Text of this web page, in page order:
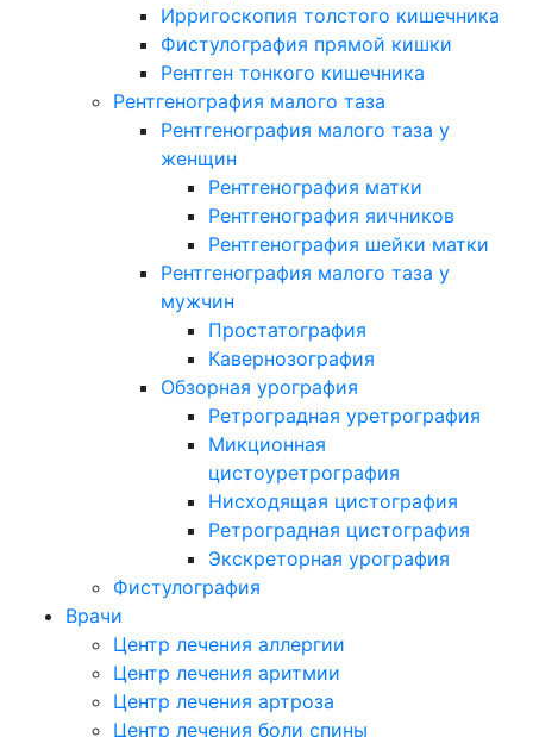
Ирригоскопия толстого кишечника
Фистулография прямой кишки
Рентген тонкого кишечника
Рентгенография малого таза
Рентгенография малого таза у
женщин
Рентгенография матки
Рентгенография яичников
Рентгенография шейки матки
Рентгенография малого таза у
мужчин
Простатография
Кавернозография
Обзорная урография
Ретроградная уретрография
Микционная
цистоуретрография
Нисходящая цистография
Ретроградная цистография
Экскреторная урография
Фистулография
Врачи
Центр лечения аллергии
Центр лечения аритмии
Центр лечения артроза
Центр лечения боли спины